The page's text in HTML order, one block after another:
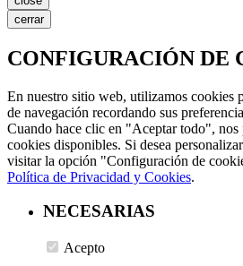
cerrar
CONFIGURACIÓN DE
En nuestro sitio web, utilizamos cookies
de navegación recordando sus
Cuando hace clic en "Aceptar todo", nos
cookies disponibles. Si desea
visitar la opción "Configuración de
Política de Privacidad y Cookies.
NECESARIAS
Acepto